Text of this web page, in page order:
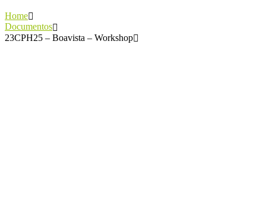
Home
Documentos
23CPH25 – Boavista – Workshop